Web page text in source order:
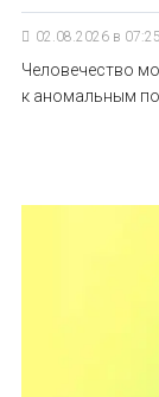
02.08.2026 в 07:25
Человечество
к аномальным